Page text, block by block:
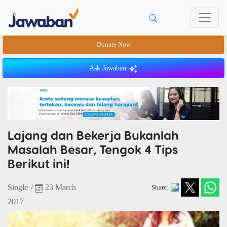
Donate Now
Ask Jawaban
Lajang dan Bekerja Bukanlah
Masalah Besar, Tengok 4 Tips
Berikut ini!
Single /
23 March
2017
Share: